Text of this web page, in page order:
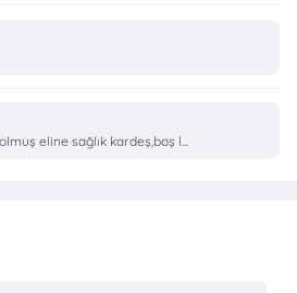
eline sağlık kardeş,boş l...